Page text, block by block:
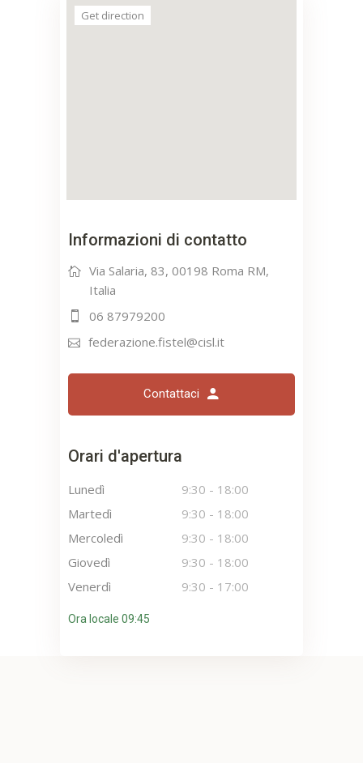
Get direction
Informazioni di contatto
Via Salaria, 83, 00198 Roma RM,
Italia
06 87979200
federazione.fistel@cisl.it
Contattaci
Orari d'apertura
Lunedì 9:30 - 18:00
Martedì
9:30 - 18:00
Mercoledì
9:30 - 18:00
Giovedì
9:30 - 18:00
Venerdì
9:30 - 17:00
Ora locale 09:45